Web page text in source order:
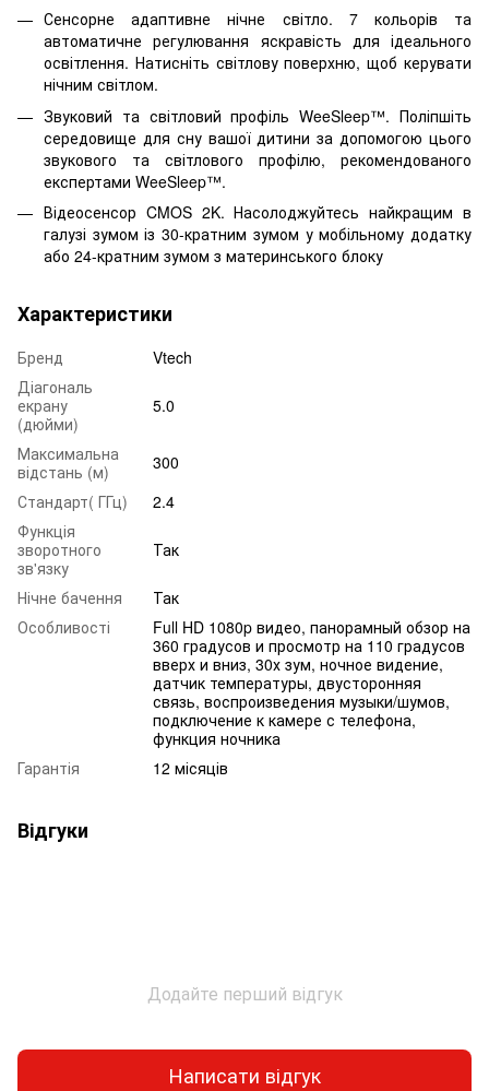
Сенсорне адаптивне нічне світло. 7 кольорів та
автоматичне регулювання яскравість для ідеального
освітлення. Натисніть світлову поверхню, щоб керувати
нічним світлом.
Звуковий та світловий профіль WeeSleep™. Поліпшіть
середовище для сну вашої дитини за допомогою цього
звукового та світлового профілю, рекомендованого
експертами WeeSleep™.
Відеосенсор CMOS 2K. Насолоджуйтесь найкращим в
галузі зумом із 30-кратним зумом у мобільному додатку
або 24-кратним зумом з материнського блоку
Характеристики
Бренд
Vtech
Діагональ
екрану
(дюйми)
5.0
Максимальна
відстань (м)
300
Стандарт( ГГц)
2.4
Функція
зворотного
зв'язку
Так
Нічне бачення
Так
Особливості
Full HD 1080p видео, панорамный обзор на
360 градусов и просмотр на 110 градусов
вверх и вниз, 30х зум, ночное видение,
датчик температуры, двусторонняя
связь, воспроизведения музыки/шумов,
подключение к камере с телефона,
функция ночника
Гарантія
12 місяців
Відгуки
Додайте перший відгук
Написати відгук